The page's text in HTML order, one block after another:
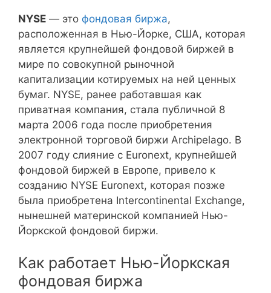
NYSE — это фондовая биржа,
расположенная в Нью-Йорке, США, которая
является крупнейшей фондовой биржей в
мире по совокупной рыночной
капитализации котируемых на ней ценных
бумаг. NYSE, ранее работавшая как
приватная компания, стала публичной 8
марта 2006 года после приобретения
электронной торговой биржи Archipelago. В
2007 году слияние с Euronext, крупнейшей
фондовой биржей в Европе, привело к
созданию NYSE Euronext, которая позже
была приобретена Intercontinental Exchange,
нынешней материнской компанией Нью-
Йоркской фондовой биржи.
Как работает Нью-Йоркская
фондовая биржа